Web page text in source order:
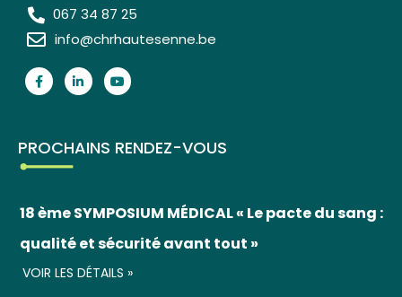
067 34 87 25
info@chrhautesenne.be
PROCHAINS RENDEZ-VOUS
18 ème SYMPOSIUM MÉDICAL « Le pacte du sang :
qualité et sécurité avant tout »
VOIR LES DÉTAILS »